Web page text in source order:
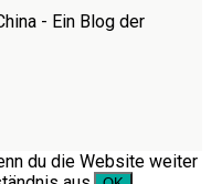
- Ein Blog der
du die Website weiter